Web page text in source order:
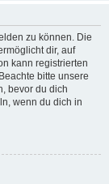
zu können. Die
dir, auf
kann registrierten
bitte unsere
bevor du dich
wenn du dich in